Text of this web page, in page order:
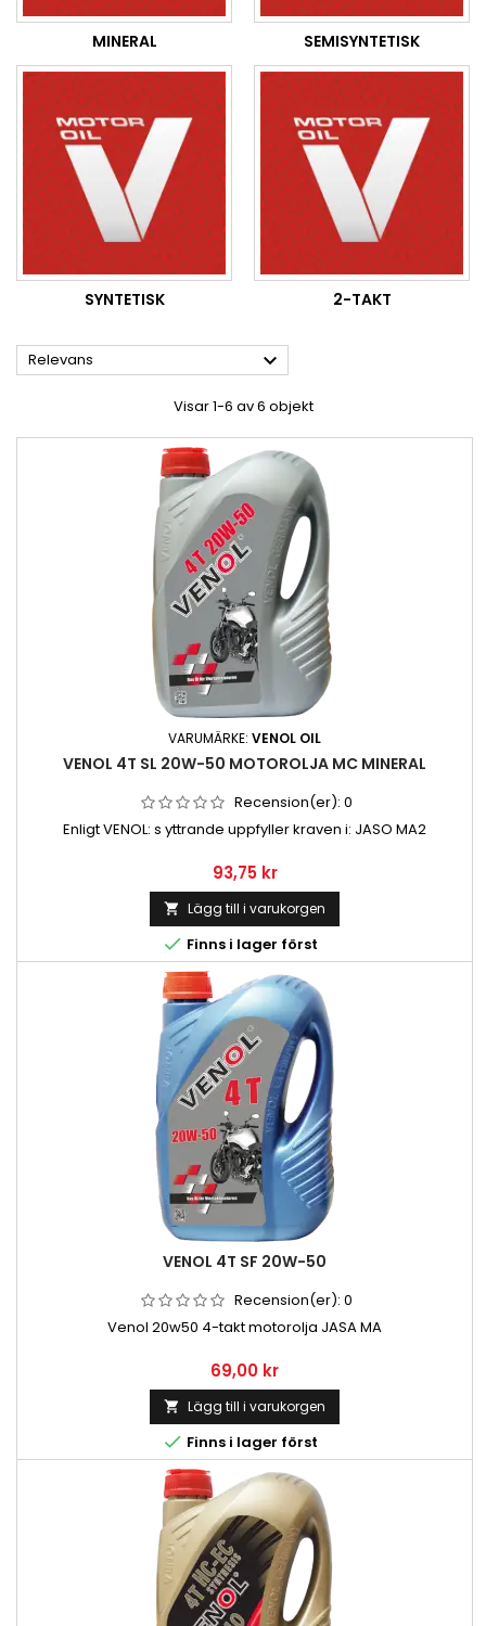
MINERAL SEMISYNTETISK
SYNTETISK 2-TAKT
Relevans 
Visar 1-6 av 6 objekt
VARUMÄRKE: VENOL OIL
VENOL 4T SL 20W-50 MOTOROLJA MC MINERAL
Recension(er): 0
Enligt VENOL: s yttrande uppfyller kraven i: JASO MA2
Pris
93,75 kr
 Lägg till i varukorgen
 Finns i lager först
VENOL 4T SF 20W-50
Recension(er): 0
Venol 20w50 4-takt motorolja JASA MA
Pris
69,00 kr
 Lägg till i varukorgen
 Finns i lager först